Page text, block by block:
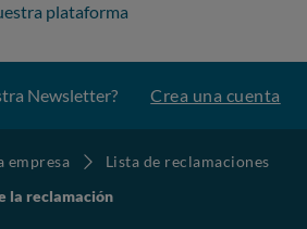
plataforma
Newsletter? Crea una cuenta
empresa
Lista de reclamaciones
la reclamación